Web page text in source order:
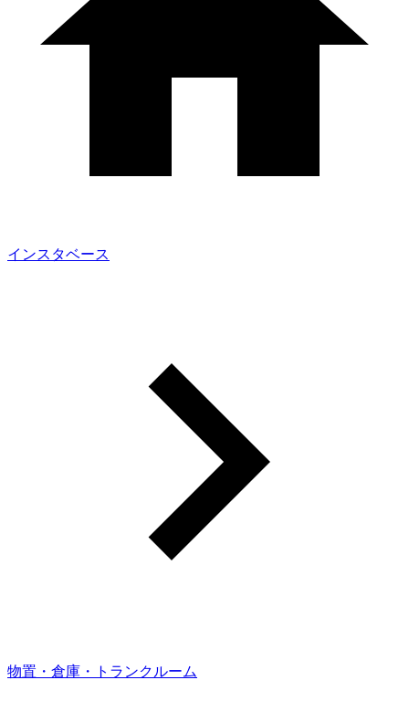
インスタベース
物置・倉庫・トランクルーム